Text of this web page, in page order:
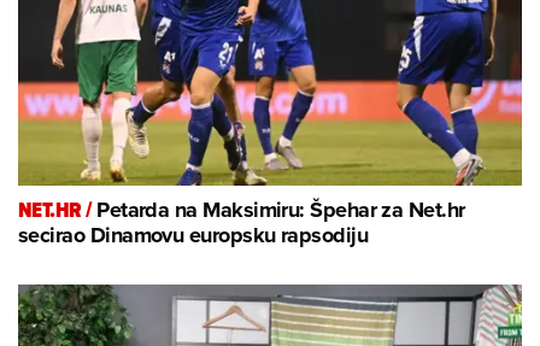
NET.HR /Petarda na Maksimiru: Špehar za Net.hr
secirao Dinamovu europsku rapsodiju